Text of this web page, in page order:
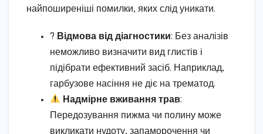
найпоширеніші помилки, яких слід уникати.
? Відмова від діагностики: Без аналізів
неможливо визначити вид глистів і
підібрати ефективний засіб. Наприклад,
гарбузове насіння не діє на трематод.
Надмірне вживання трав:
Передозування пижма чи полину може
викликати нудоту, запаморочення чи